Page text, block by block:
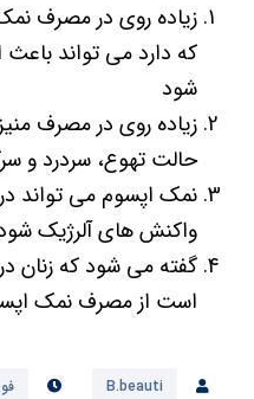
زیاده روی در مصرف
که دارد می تواند
شود
زیاده روی در مصرف
حالت تهوع، سردرد و
نمک اپسوم می تواند
واکنش های آلرژیک
گفته می شود که زنان
است از مصرف نمک
B.beauti